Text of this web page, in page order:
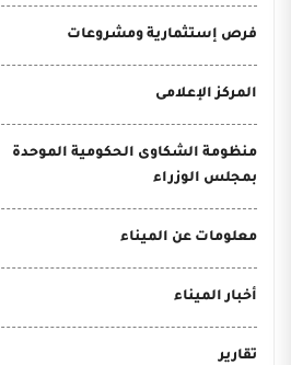
فرص إستثمارية ومشروعات
المركز الإعلامى
منظومة الشكاوى الحكومية الموحدة
بمجلس الوزراء
معلومات عن الميناء
أخبار الميناء
تقارير